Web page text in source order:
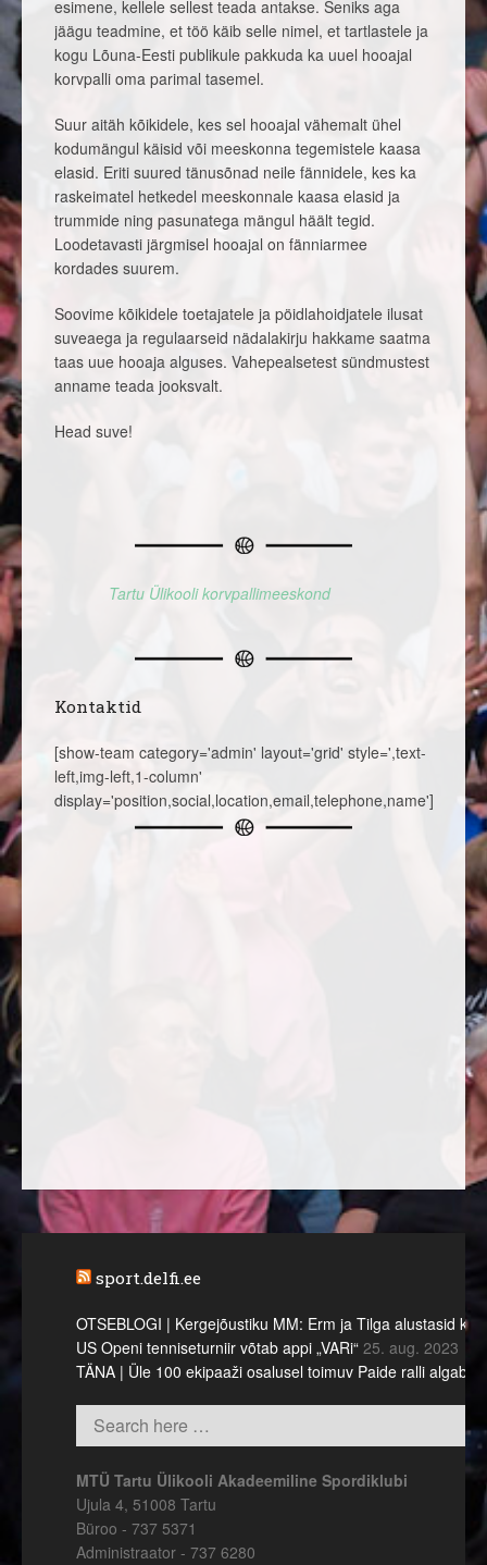
esimene, kellele sellest teada antakse. Seniks aga
jäägu teadmine, et töö käib selle nimel, et tartlastele ja
kogu Lõuna-Eesti publikule pakkuda ka uuel hooajal
korvpalli oma parimal tasemel.
Suur aitäh kõikidele, kes sel hooajal vähemalt ühel
kodumängul käisid või meeskonna tegemistele kaasa
elasid. Eriti suured tänusõnad neile fännidele, kes ka
raskeimatel hetkedel meeskonnale kaasa elasid ja
trummide ning pasunatega mängul häält tegid.
Loodetavasti järgmisel hooajal on fänniarmee
kordades suurem.
Soovime kõikidele toetajatele ja pöidlahoidjatele ilusat
suveaega ja regulaarseid nädalakirju hakkame saatma
taas uue hooaja alguses. Vahepealsetest sündmustest
anname teada jooksvalt.
Head suve!
Tartu Ülikooli korvpallimeeskond
Kontaktid
[show-team category='admin' layout='grid' style=',text-
left,img-left,1-column'
display='position,social,location,email,telephone,name']
sport.delfi.ee
OTSEBLOGI | Kergejõustiku MM: Erm ja Tilga alustasid
US Openi tenniseturniir võtab appi „VARi“ 25. aug. 2023
TÄNA | Üle 100 ekipaaži osalusel toimuv Paide ralli algab
MTÜ Tartu Ülikooli Akadeemiline Spordiklubi
Ujula 4, 51008 Tartu
Büroo - 737 5371
Administraator - 737 6280